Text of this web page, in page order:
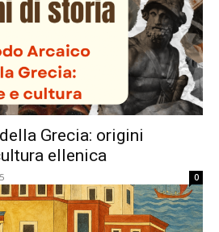
Grecia: origini
ellenica
0